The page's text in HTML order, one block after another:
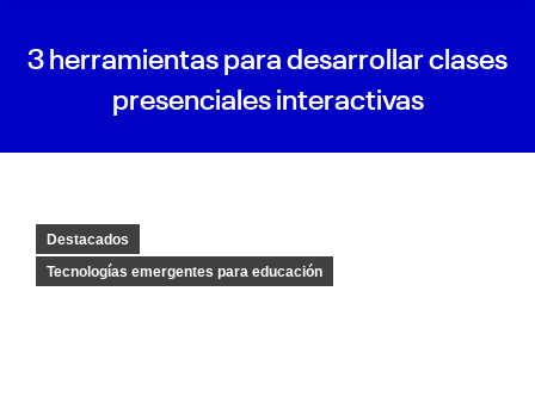
3 herramientas para desarrollar clases
presenciales interactivas
Destacados
Tecnologías emergentes para educación